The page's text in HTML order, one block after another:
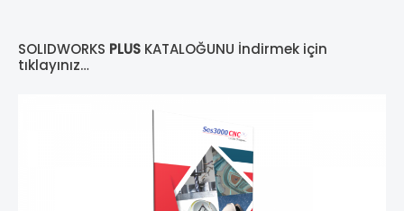
SOLIDWORKS PLUS KATALOĞUNU İndirmek için
tıklayınız…